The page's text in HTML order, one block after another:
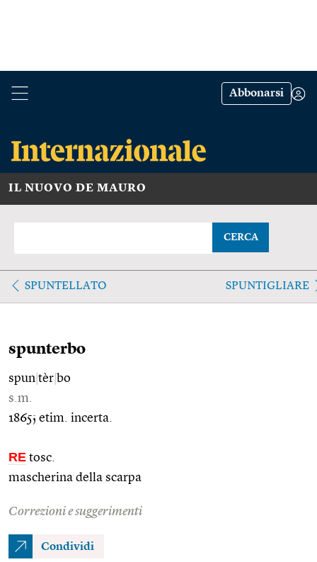
Abbonarsi
IL NUOVO DE MAURO
CERCA
SPUNTELLATO SPUNTIGLIARE
spunterbo
spun tèr bo
s.m.
1865; etim. incerta.
RE tosc.
mascherina della scarpa
Correzioni e suggerimenti
Condividi